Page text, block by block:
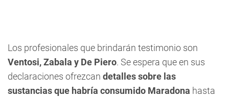
Los profesionales que brindarán testimonio son
Ventosi, Zabala y De Piero. Se espera que en sus
declaraciones ofrezcan detalles sobre las
sustancias que habría consumido Maradona hasta